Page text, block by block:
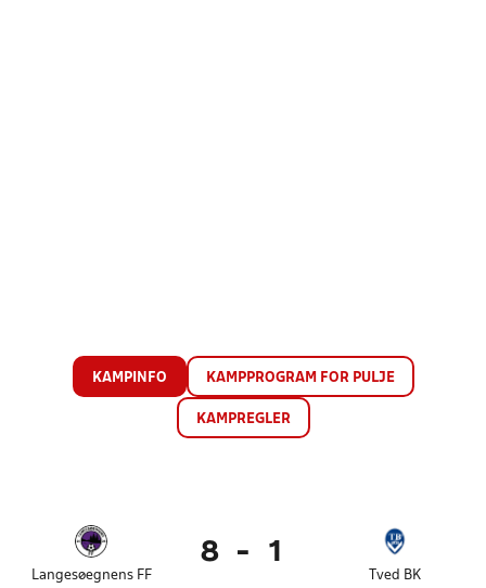
KAMPINFO KAMPPROGRAM FOR PULJE
KAMPREGLER
Langesøegnens FF
8 - 1
Tved BK